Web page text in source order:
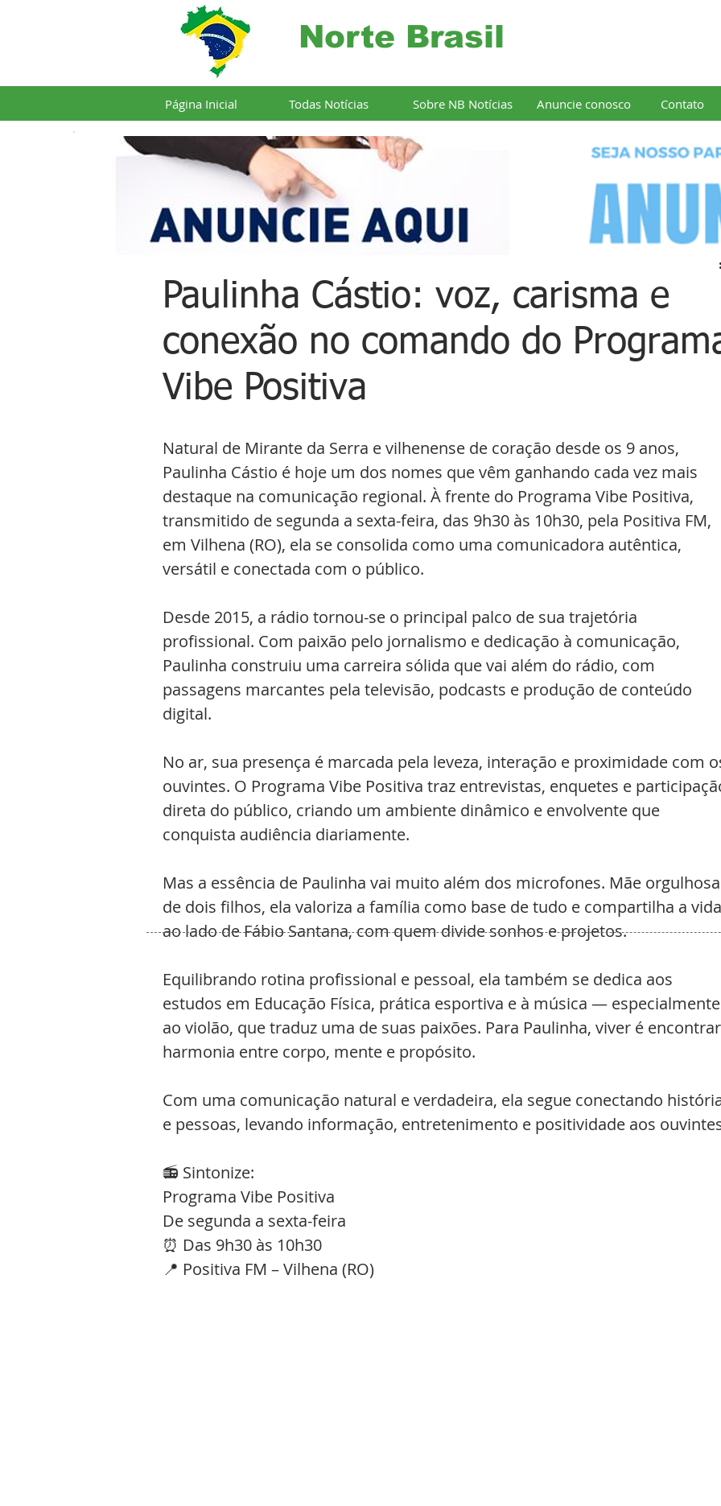
Norte Brasil
Página Inicial Todas Notícias Sobre NB Notícias Anuncie conosco Contato
Paulinha Cástio: voz, carisma e
conexão no comando do
Vibe Positiva
Natural de Mirante da Serra e vilhenense de coração desde os 9 anos,
Paulinha Cástio é hoje um dos nomes que vêm ganhando cada vez mais
destaque na comunicação regional. À frente do Programa Vibe Positiva,
transmitido de segunda a sexta-feira, das 9h30 às 10h30, pela Positiva FM,
em Vilhena (RO), ela se consolida como uma comunicadora autêntica,
versátil e conectada com o público.
Desde 2015, a rádio tornou-se o principal palco de sua trajetória
profissional. Com paixão pelo jornalismo e dedicação à comunicação,
Paulinha construiu uma carreira sólida que vai além do rádio, com
passagens marcantes pela televisão, podcasts e produção de conteúdo
digital.
No ar, sua presença é marcada pela leveza, interação e proximidade com
ouvintes. O Programa Vibe Positiva traz entrevistas, enquetes e
direta do público, criando um ambiente dinâmico e envolvente que
conquista audiência diariamente.
Mas a essência de Paulinha vai muito além dos microfones. Mãe
de dois filhos, ela valoriza a família como base de tudo e compartilha a
ao lado de Fábio Santana, com quem divide sonhos e projetos.
Equilibrando rotina profissional e pessoal, ela também se dedica aos
estudos em Educação Física, prática esportiva e à música —
ao violão, que traduz uma de suas paixões. Para Paulinha, viver é
harmonia entre corpo, mente e propósito.
Com uma comunicação natural e verdadeira, ela segue conectando
e pessoas, levando informação, entretenimento e positividade aos
📻 Sintonize:
Programa Vibe Positiva
De segunda a sexta-feira
⏰ Das 9h30 às 10h30
📍 Positiva FM – Vilhena (RO)